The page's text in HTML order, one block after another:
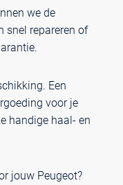
we de
snel repareren of
Een
voor je
handige haal- en
jouw Peugeot?